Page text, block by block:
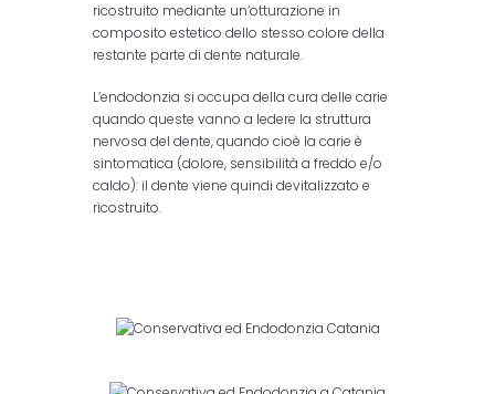
ricostruito mediante un’otturazione in
composito estetico dello stesso colore della
restante parte di dente naturale.
L’endodonzia si occupa della cura delle carie
quando queste vanno a ledere la struttura
nervosa del dente, quando cioè la carie è
sintomatica (dolore, sensibilità a freddo e/o
caldo): il dente viene quindi devitalizzato e
ricostruito.